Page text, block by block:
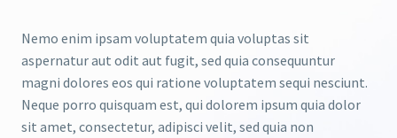
Nemo enim ipsam voluptatem quia voluptas sit
aspernatur aut odit aut fugit, sed quia consequuntur
magni dolores eos qui ratione voluptatem sequi nesciunt.
Neque porro quisquam est, qui dolorem ipsum quia dolor
sit amet, consectetur, adipisci velit, sed quia non